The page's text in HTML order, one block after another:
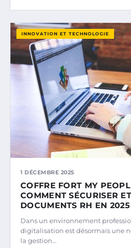
INNOVATION ET TECHNOLOGIE
1 DÉCEMBRE 2025
COFFRE FORT MY
COMMENT SÉCURISER
DOCUMENTS RH EN
Dans un environnement
digitalisation est désormais une
la gestion…